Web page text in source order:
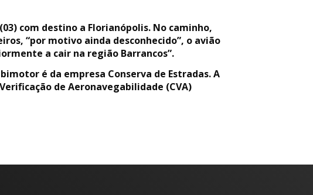
com destino a Florianópolis. No caminho,
“por motivo ainda desconhecido”, o avião
a cair na região Barrancos”.
é da empresa Conserva de Estradas. A
de Aeronavegabilidade (CVA)